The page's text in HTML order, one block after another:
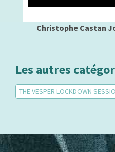
Christophe Castan
Les autres
THE VESPER LOCKDOWN